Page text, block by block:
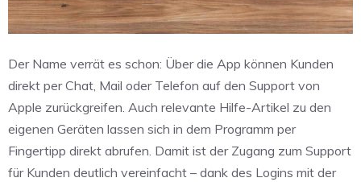
Der Name verrät es schon: Über die App können Kunden
direkt per Chat, Mail oder Telefon auf den Support von
Apple zurückgreifen. Auch relevante Hilfe-Artikel zu den
eigenen Geräten lassen sich in dem Programm per
Fingertipp direkt abrufen. Damit ist der Zugang zum Support
für Kunden deutlich vereinfacht – dank des Logins mit der